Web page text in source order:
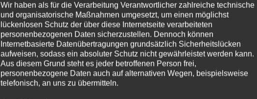
Wir haben als für die Verarbeitung Verantwortlicher zahlreiche technische
und organisatorische Maßnahmen umgesetzt, um einen möglichst
lückenlosen Schutz der über diese Internetseite verarbeiteten
personenbezogenen Daten sicherzustellen. Dennoch können
Internetbasierte Datenübertragungen grundsätzlich Sicherheitslücken
aufweisen, sodass ein absoluter Schutz nicht gewährleistet werden kann.
Aus diesem Grund steht es jeder betroffenen Person frei,
personenbezogene Daten auch auf alternativen Wegen, beispielsweise
telefonisch, an uns zu übermitteln.